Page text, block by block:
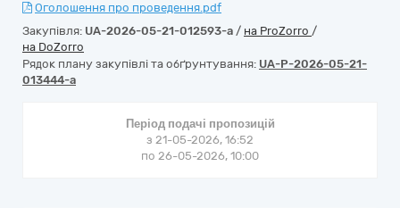
Оголошення про проведення.pdf
Закупівля: UA-2026-05-21-012593-a / на ProZorro /
на DoZorro
Рядок плану закупівлі та обґрунтування: UA-P-2026-05-21-
013444-a
Період подачі пропозицій
з 21-05-2026, 16:52
по 26-05-2026, 10:00